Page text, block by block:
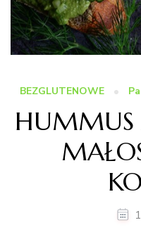
BEZGLUTENOWE
HUMMUS